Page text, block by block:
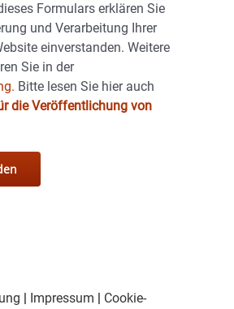
Formulars erklären Sie
und Verarbeitung Ihrer
einverstanden. Weitere
Sie in der
Bitte lesen Sie hier auch
die Veröffentlichung von
Impressum
Cookie-